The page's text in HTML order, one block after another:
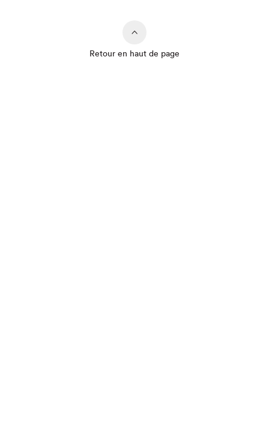
Retour en haut de page